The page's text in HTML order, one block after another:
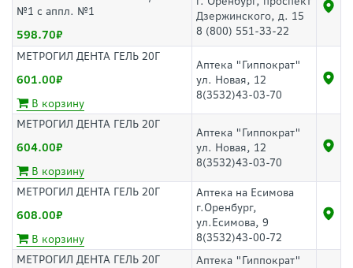
№1 с аппл. №1
598.70
Дзержинского, д. 15
8 (800) 551-33-22
МЕТРОГИЛ ДЕНТА ГЕЛЬ 20Г
601.00
В корзину
Аптека "Гиппократ"
ул. Новая, 12
8(3532)43-03-70
МЕТРОГИЛ ДЕНТА ГЕЛЬ 20Г
604.00
В корзину
Аптека "Гиппократ"
ул. Новая, 12
8(3532)43-03-70
МЕТРОГИЛ ДЕНТА ГЕЛЬ 20Г
608.00
В корзину
Аптека на Есимова
г.Оренбург,
ул.Есимова, 9
8(3532)43-00-72
МЕТРОГИЛ ДЕНТА ГЕЛЬ 20Г
Аптека "Гиппократ"